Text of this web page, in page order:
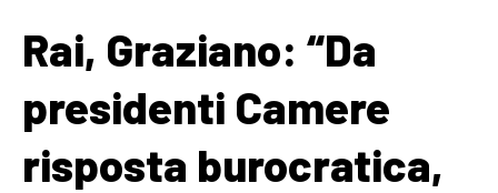
Rai, Graziano: “Da
presidenti Camere
risposta burocratica,